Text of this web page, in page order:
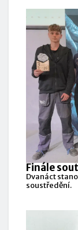
Finále
Dvanáct
soustředění.